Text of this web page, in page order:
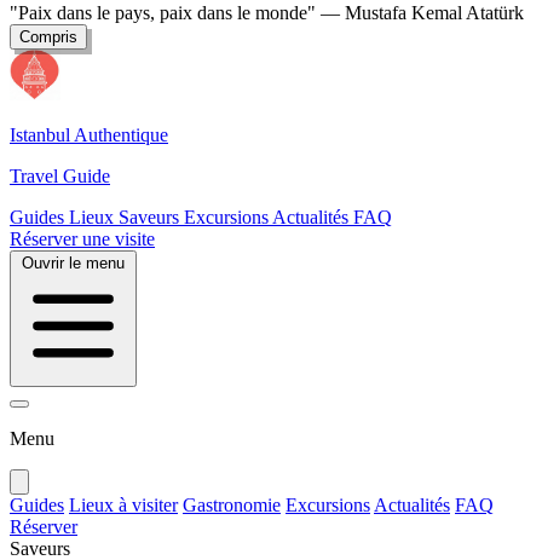
"Paix dans le pays, paix dans le monde" — Mustafa Kemal Atatürk
Compris
Istanbul Authentique
Travel Guide
Guides Lieux Saveurs Excursions Actualités FAQ
Réserver une visite
Ouvrir le menu
Menu
Guides Lieux à visiter Gastronomie Excursions Actualités FAQ
Réserver
Saveurs